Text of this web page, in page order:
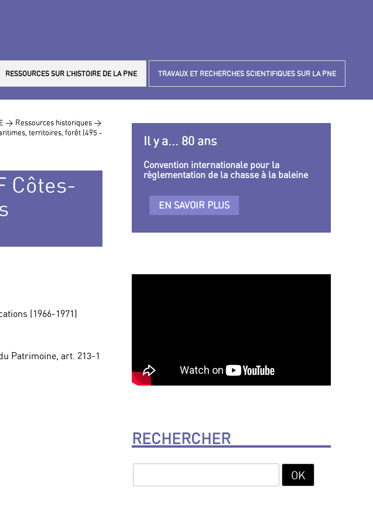
RESSOURCES SUR L’HISTOIRE DE LA PNE TRAVAUX ET RECHERCHES SCIENTIFIQUES SUR LA PNE
> Ressources historiques >
territoires, forêt (495 -
Côtes-
(1966-1971)
Patrimoine, art. 213-1
Il y a... 80 ans
Convention internationale pour la
règlementation de la chasse à la baleine
EN SAVOIR PLUS
RECHERCHER